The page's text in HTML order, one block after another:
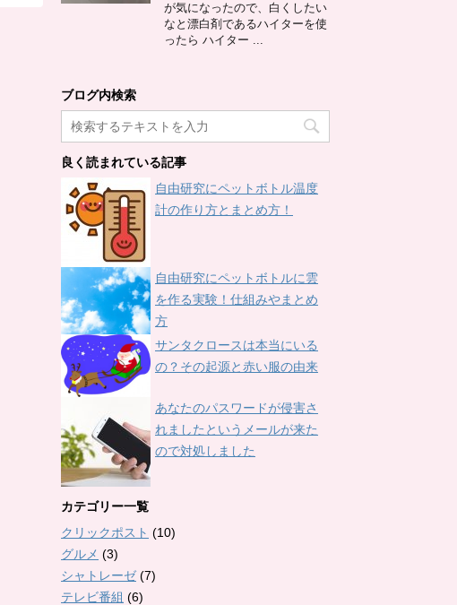
が気になったので、白くしたい
なと漂白剤であるハイターを使
ったら ハイター ...
ブログ内検索
良く読まれている記事
自由研究にペットボトル温度
計の作り方とまとめ方！
自由研究にペットボトルに雲
を作る実験！仕組みやまとめ
方
サンタクロースは本当にいる
の？その起源と赤い服の由来
あなたのパスワードが侵害さ
れましたというメールが来た
ので対処しました
カテゴリー一覧
クリックポスト (10)
グルメ (3)
シャトレーゼ(7)
テレビ番組 (6)